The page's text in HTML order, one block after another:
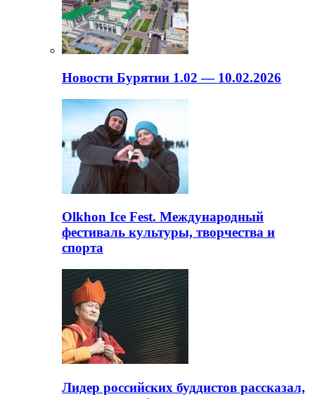
Новости Бурятии 1.02 — 10.02.2026
Olkhon Ice Fest. Международный
фестиваль культуры, творчества и
спорта
Лидер российских буддистов рассказал,